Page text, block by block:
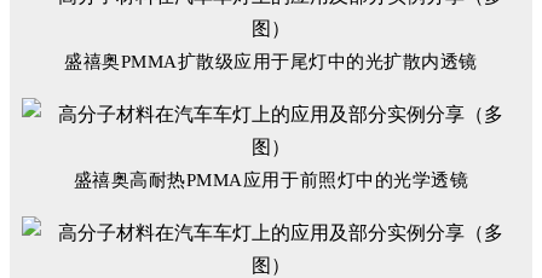
盛禧奥PMMA扩散级应用于尾灯中的光扩散内透镜
盛禧奥高耐热PMMA应用于前照灯中的光学透镜